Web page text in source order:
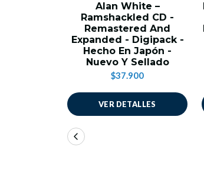
Alan White –
Ramshackled CD -
Remastered And
Expanded - Digipack -
Hecho En Japón -
Nuevo Y Sellado
$37.900
VER DETALLES